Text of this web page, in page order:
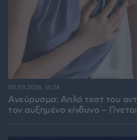
Ανεύρυσμα: Απλό τεστ του
τον αυξημένο κίνδυνο –
08.08.2026, 16:24